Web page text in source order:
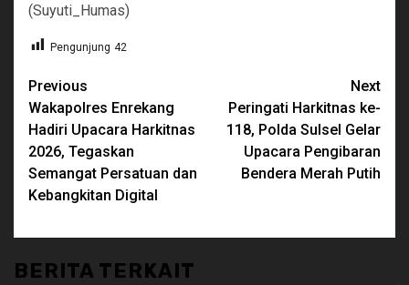
(Suyuti_Humas)
Pengunjung 42
Continue
Reading
Previous
Wakapolres Enrekang
Hadiri Upacara Harkitnas
2026, Tegaskan
Semangat Persatuan dan
Kebangkitan Digital
Next
Peringati Harkitnas ke-
118, Polda Sulsel Gelar
Upacara Pengibaran
Bendera Merah Putih
BERITA TERKAIT